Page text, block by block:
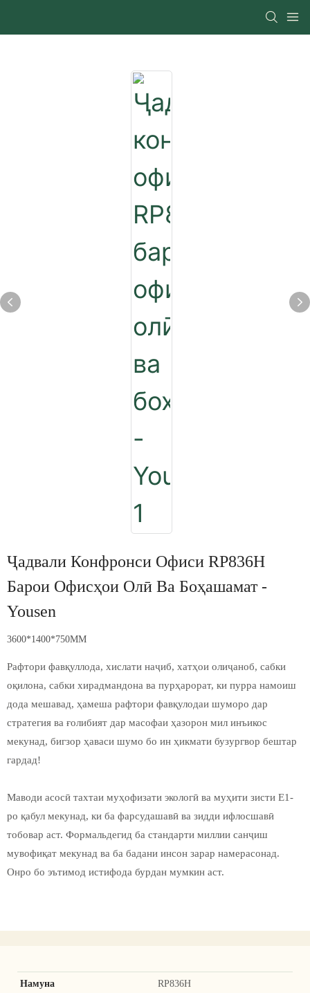
Ҷадвали Конфронси Офиси RP836H
Барои Офисҳои Олӣ Ва Боҳашамат -
Yousen
3600*1400*750MM
Рафтори фавқуллода, хислати наҷиб, хатҳои олиҷаноб, сабки
оқилона, сабки хирадмандона ва пурҳарорат, ки пурра намоиш
дода мешавад, ҳамеша рафтори фавқулодаи шуморо дар
стратегия ва ғолибият дар масофаи ҳазорон мил инъикос
мекунад, бигзор ҳаваси шумо бо ин ҳикмати бузургвор бештар
гардад!
Маводи асосӣ тахтаи муҳофизати экологӣ ва муҳити зисти E1-
ро қабул мекунад, ки ба фарсудашавӣ ва зидди ифлосшавӣ
тобовар аст. Формальдегид ба стандарти миллии санҷиш
мувофиқат мекунад ва ба бадани инсон зарар намерасонад.
Онро бо эътимод истифода бурдан мумкин аст.
Намуна RP836H